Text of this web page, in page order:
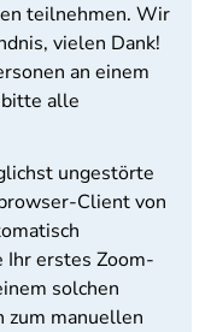
teilnehmen. Wir
vielen Dank!
an einem
alle
ungestörte
Client von
Ihr erstes Zoom-
solchen
zum manuellen